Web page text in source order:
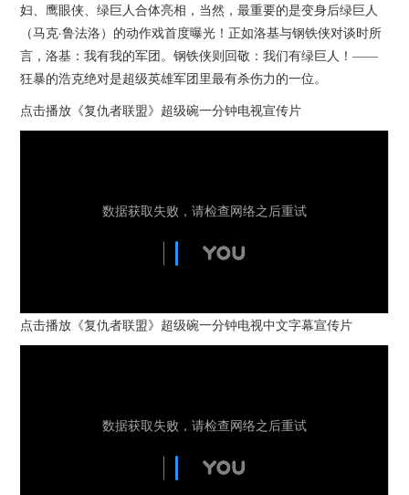
妇、鹰眼侠、绿巨人合体亮相，当然，最重要的是变身后绿巨人
（马克·鲁法洛）的动作戏首度曝光！正如洛基与钢铁侠对谈时所
言，洛基：我有我的军团。钢铁侠则回敬：我们有绿巨人！——
狂暴的浩克绝对是超级英雄军团里最有杀伤力的一位。
点击播放《复仇者联盟》超级碗一分钟电视宣传片
点击播放《复仇者联盟》超级碗一分钟电视中文字幕宣传片